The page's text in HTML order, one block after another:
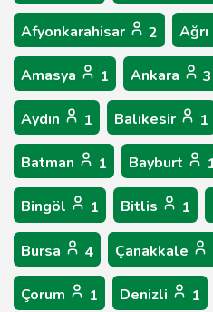
Afyonkarahisar 2 Ağrı
Amasya 1 Ankara 3
Aydın 1 Balıkesir 1
Batman 1 Bayburt
Bingöl 1 Bitlis 1
Bursa 4 Çanakkale
Çorum 1 Denizli 1